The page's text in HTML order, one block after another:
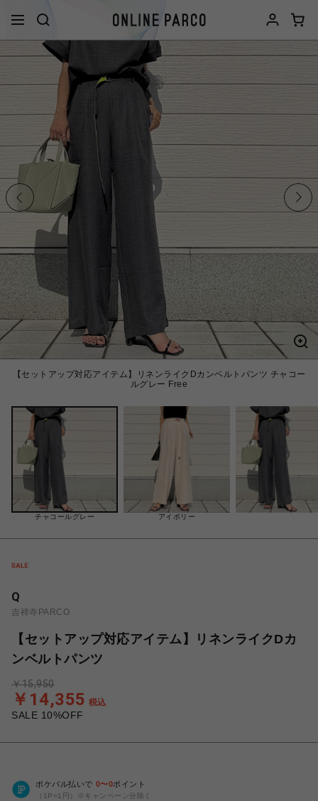
【セットアップ対応アイテム】リネンライクDカンベルトパンツ チャコー
ルグレー Free
チャコールグレー アイボリー
Q
吉祥寺PARCO
【セットアップ対応アイテム】リネンライクDカ
ンベルトパンツ
SALE 10%OFF
￥14,355 税込
￥15,950
ポケパル払いで 0〜0ポイント
（1P=1円）※キャンペーン分除く